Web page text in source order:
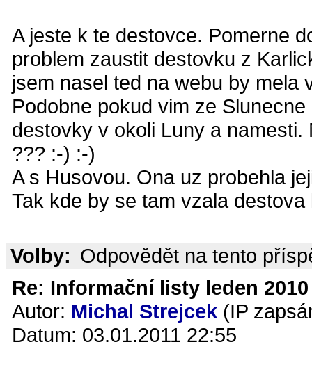
A jeste k te destovce. Pomerne
problem zaustit destovku z
jsem nasel ted na webu by
Podobne pokud vim ze
destovky v okoli Luny a
??? :-) :-)
A s Husovou. Ona uz probehla
Tak kde by se tam vzala
Volby: Odpovědět na tento
Re: Informační listy leden
Autor: Michal Strejcek (IP
Datum: 03.01.2011 22:55